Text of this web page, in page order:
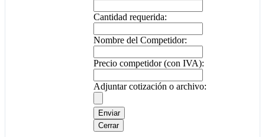
Cantidad requerida:
Nombre del Competidor:
Precio competidor (con IVA):
Adjuntar cotización o archivo:
Enviar
Cerrar